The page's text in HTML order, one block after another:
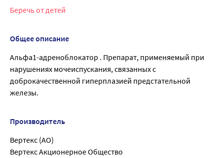
Беречь от детей
Общее описание
Альфа1-адреноблокатор . Препарат, применяемый при
нарушениях мочеиспускания, связанных с
доброкачественной гиперплазией предстательной
железы.
Производитель
Вертекс (АО)
Вертекс Акционерное Общество